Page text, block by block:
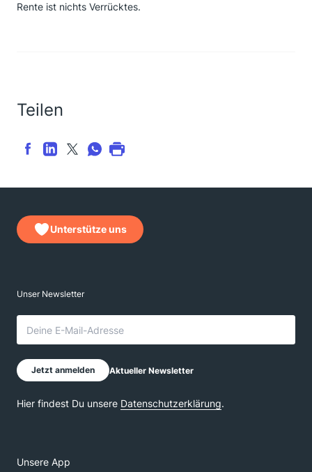
Rente ist nichts Verrücktes.
Teilen
Unterstütze uns
Unsere App